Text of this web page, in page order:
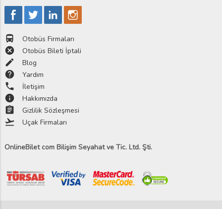
directions_bus Otobüs Firmaları
cancel Otobüs Bileti İptali
edit Blog
help Yardım
phone İletişim
info Hakkımızda
assignment Gizlilik Sözleşmesi
flight_takeoff Uçak Firmaları
OnlineBilet com Bilişim Seyahat ve Tic. Ltd. Şti.